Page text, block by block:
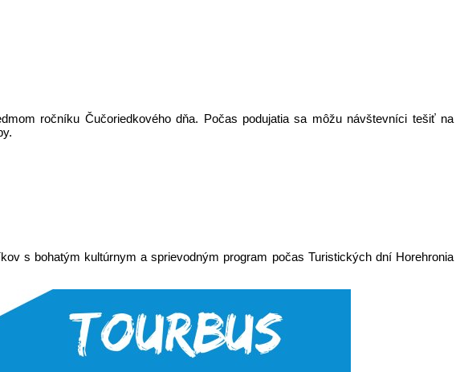
ročníku Čučoriedkového dňa. Počas podujatia sa môžu návštevníci tešiť na
s bohatým kultúrnym a sprievodným program počas Turistických dní Horehronia